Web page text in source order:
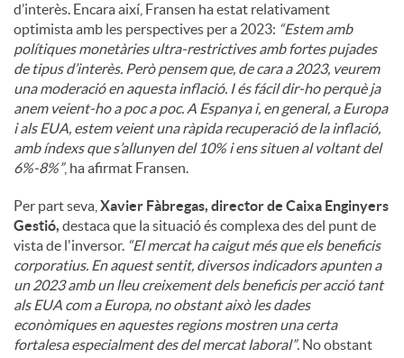
d’interès. Encara així, Fransen ha estat relativament
optimista amb les perspectives per a 2023: “Estem amb
polítiques monetàries ultra-restrictives amb fortes pujades
de tipus d’interès. Però pensem que, de cara a 2023, veurem
una moderació en aquesta inflació. I és fácil dir-ho perquè ja
anem veient-ho a poc a poc. A Espanya i, en general, a Europa
i als EUA, estem veient una ràpida recuperació de la inflació,
amb índexs que s’allunyen del 10% i ens situen al voltant del
6%-8%”, ha afirmat Fransen.
Per part seva, Xavier Fàbregas, director de Caixa Enginyers
Gestió, destaca que la situació és complexa des del punt de
vista de l'inversor. “El mercat ha caigut més que els beneficis
corporatius. En aquest sentit, diversos indicadors apunten a
un 2023 amb un lleu creixement dels beneficis per acció tant
als EUA com a Europa, no obstant això les dades
econòmiques en aquestes regions mostren una certa
fortalesa especialment des del mercat laboral”. No obstant